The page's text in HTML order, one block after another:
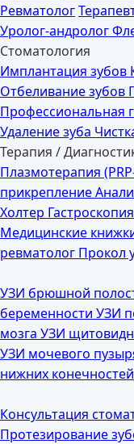
Ревматолог
Уролог-андролог
Стоматология
Имплантация зубов
Отбеливание зубов
Профессиональная
Удаление зуба
Терапия /
Плазмотерапия
прикрепление
Холтер Гастроскопия
Медицинские
ревматолог Прокол
УЗИ брюшной
беременности УЗИ
мозга УЗИ
УЗИ мочевого
нижних конечностей
Консультация
Протезирование